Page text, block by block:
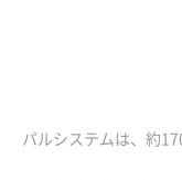
パルシステムは、約